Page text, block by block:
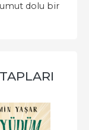
umut dolu bir